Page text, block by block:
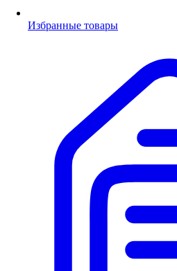
Избранные товары